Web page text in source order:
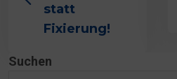
statt
Fixierung!
Suchen